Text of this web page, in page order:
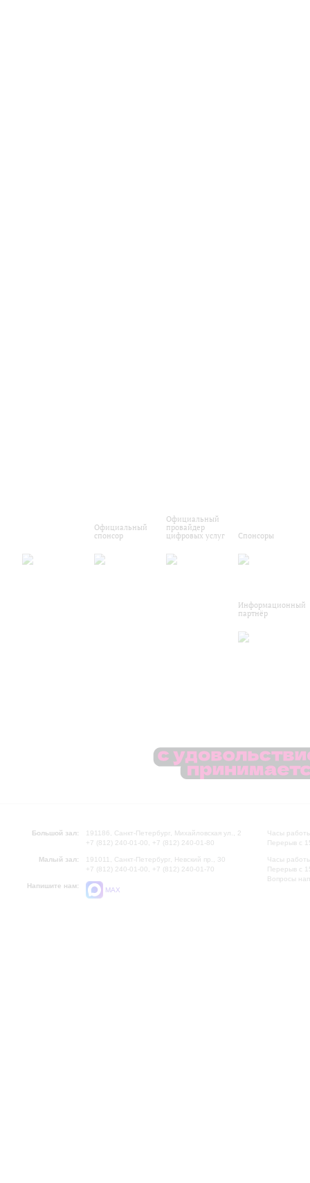
Официальный
спонсор
Официальный
провайдер
цифровых услуг
Спонсоры
Информационный
партнёр
Большой зал:
191186, Санкт-Петербург, Михайловская ул., 2
+7 (812) 240-01-00, +7 (812) 240-01-80
Малый зал:
191011, Санкт-Петербург, Невский пр., 30
+7 (812) 240-01-00, +7 (812) 240-01-70
Напишите нам:
MAX
Часы
Перерыв с
Часы
Перерыв с
Вопросы